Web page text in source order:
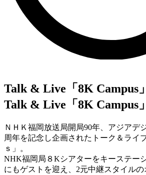
Talk & Live「8K Campus」
Talk & Live「8K Campus」
ＮＨＫ福岡放送局開局90年、アジアデ
周年を記念し企画されたトーク＆ライ
ｓ」。
NHK福岡局８Kシアターをキーステー
にもゲストを迎え、2元中継スタイル